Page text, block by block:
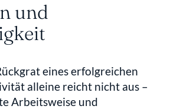
und
eines erfolgreichen
alleine reicht nicht aus –
Arbeitsweise und